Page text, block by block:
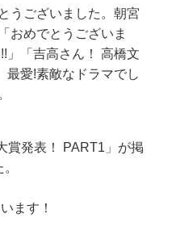
うございました。朝宮
おめでとうございま
「吉高さん！ 高橋文
愛!素敵なドラマでし
賞発表！ PART1」が掲
ます！